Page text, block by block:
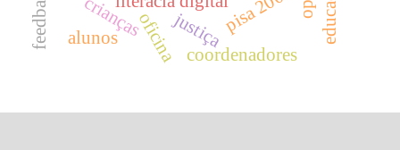
criançasoficinajustiça
alunos
coordenadores